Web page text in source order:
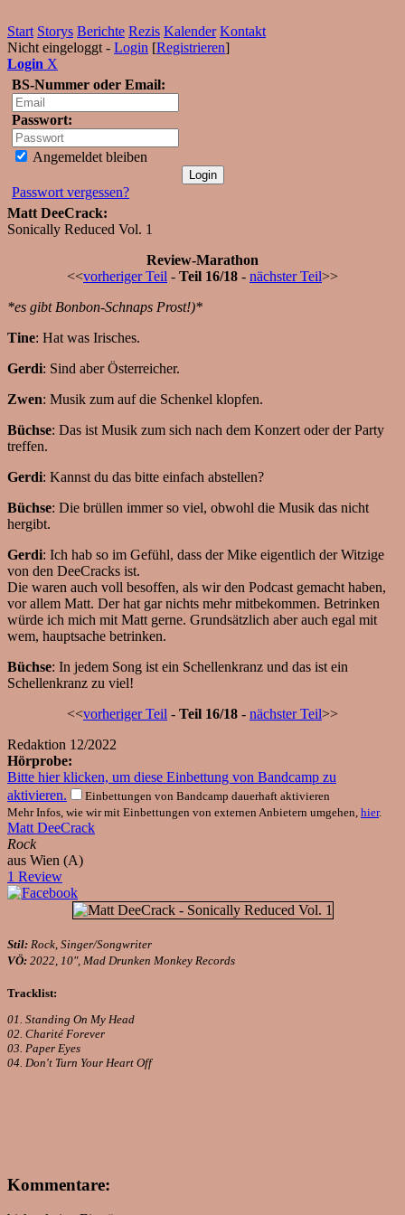
Start Storys Berichte Rezis Kalender Kontakt
Nicht eingeloggt - Login [Registrieren]
Login X
BS-Nummer oder Email:
Passwort:
Angemeldet bleiben
Passwort vergessen?
Matt DeeCrack:
Sonically Reduced Vol. 1
Review-Marathon
<<vorheriger Teil - Teil 16/18 - nächster Teil>>
*es gibt Bonbon-Schnaps Prost!)*
Tine: Hat was Irisches.
Gerdi: Sind aber Österreicher.
Zwen: Musik zum auf die Schenkel klopfen.
Büchse: Das ist Musik zum sich nach dem Konzert oder der Party
treffen.
Gerdi: Kannst du das bitte einfach abstellen?
Büchse: Die brüllen immer so viel, obwohl die Musik das nicht
hergibt.
Gerdi: Ich hab so im Gefühl, dass der Mike eigentlich der Witzige
von den DeeCracks ist.
Die waren auch voll besoffen, als wir den Podcast gemacht haben,
vor allem Matt. Der hat gar nichts mehr mitbekommen. Betrinken
würde ich mich mit Matt gerne. Grundsätzlich aber auch egal mit
wem, hauptsache betrinken.
Büchse: In jedem Song ist ein Schellenkranz und das ist ein
Schellenkranz zu viel!
<<vorheriger Teil - Teil 16/18 - nächster Teil>>
Redaktion 12/2022
Hörprobe:
Bitte hier klicken, um diese Einbettung von Bandcamp zu
aktivieren.
Einbettungen von Bandcamp dauerhaft aktivieren
Mehr Infos, wie wir mit Einbettungen von externen Anbietern umgehen, hier.
Matt DeeCrack
Rock
aus Wien (A)
1 Review
Stil: Rock, Singer/Songwriter
VÖ: 2022, 10", Mad Drunken Monkey Records
Tracklist:
01. Standing On My Head
02. Charité Forever
03. Paper Eyes
04. Don't Turn Your Heart Off
Kommentare: